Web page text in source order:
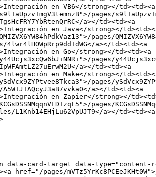
en VB6</strong></td><td><a
pages/
a></td><td><a
en Java</strong></
pages/
a></td><td><a
en Go</strong></td><td><a
pages/
a></td><td><a
en Make</strong></
pages/
a></td><td><a
en Zapier</strong></
pages/
a></td><td><a
data-card-target data-type="content-
pages/mVTz5YrKc8PCEeJKHt0W">/